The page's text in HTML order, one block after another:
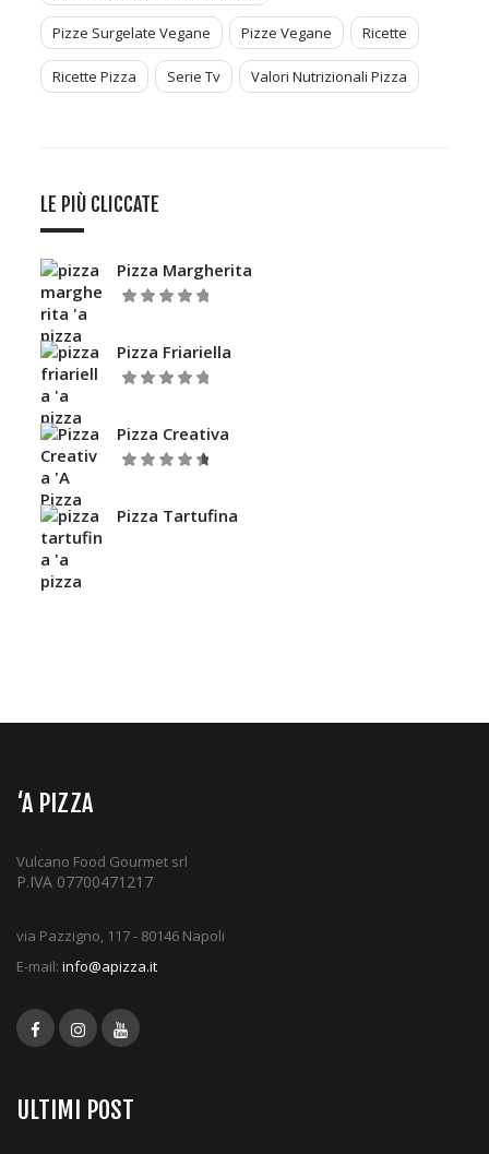
Pizze Surgelate Vegane Pizze Vegane Ricette
Ricette Pizza Serie Tv Valori Nutrizionali Pizza
LE PIÙ CLICCATE
Pizza Margherita
Pizza Friariella
Pizza Creativa
Pizza Tartufina
‘A PIZZA
Vulcano Food Gourmet srl
P.IVA 07700471217
via Pazzigno, 117 - 80146 Napoli
E-mail: info@apizza.it
ULTIMI POST